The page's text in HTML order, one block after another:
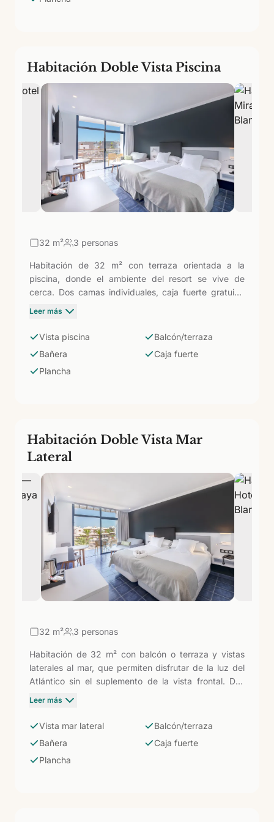
Habitación Doble Vista Piscina
32 m² 3 personas
Habitación de 32 m² con terraza orientada a la
piscina, donde el ambiente del resort se vive de
cerca. Dos camas individuales, caja fuerte gratuita,
equipo de planchado bajo petición y baño con
agua siempre a la vista y bajar a darse un baño en
Leer más
Vista piscina
Balcón/terraza
Bañera
Caja fuerte
Plancha
Habitación Doble Vista Mar
Lateral
32 m² 3 personas
Habitación de 32 m² con balcón o terraza y vistas
laterales al mar, que permiten disfrutar de la luz del
Atlántico sin el suplemento de la vista frontal. Dos
camas individuales, caja fuerte gratuita, equipo de
opción equilibrada entre vistas y precio.
Leer más
Vista mar lateral
Balcón/terraza
Bañera
Caja fuerte
Plancha